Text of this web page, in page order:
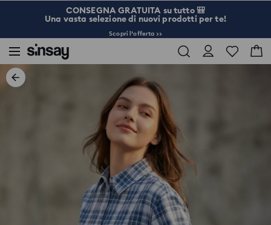
CONSEGNA GRATUITA su tutto 🎒
Una vasta selezione di nuovi prodotti per te!
Scopri l’offerta >>